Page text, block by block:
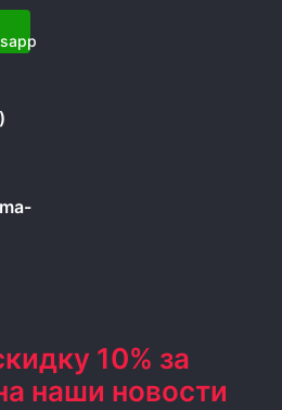
10% за
наши новости